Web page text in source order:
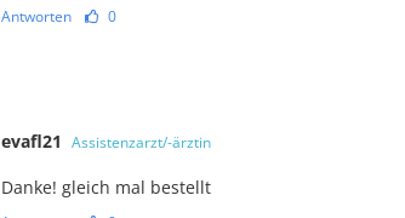
Antworten 0
evafl21 Assistenzarzt/-ärztin
Danke! gleich mal bestellt